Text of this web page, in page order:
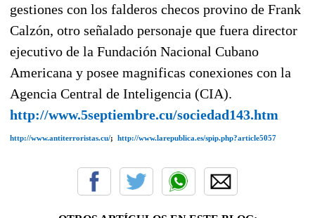
gestiones con los falderos checos provino de Frank
Calzón, otro señalado personaje que fuera director
ejecutivo de la Fundación Nacional Cubano
Americana y posee magnificas conexiones con la
Agencia Central de Inteligencia (CIA).
http://www.5septiembre.cu/sociedad143.htm
http://www.antiterroristas.cu/; http://www.larepublica.es/spip.php?article5057